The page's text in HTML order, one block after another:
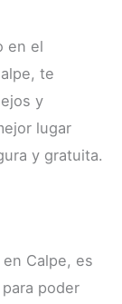
en el
te
y
lugar
y gratuita.
Calpe, es
poder